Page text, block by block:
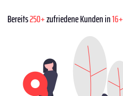
Bereits250+zufriedene Kunden in16+